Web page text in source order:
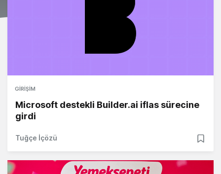
GIRIŞIM
Microsoft destekli Builder.ai iflas sürecine
girdi
Tuğçe İçözü